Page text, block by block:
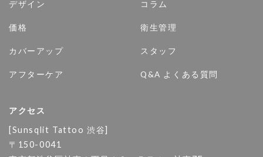
デザイン
価格
カバーアップ
アフターケア
コラム
衛生管理
スタッフ
Q&A よくある質問
アクセス
[Sunsqlit Tattoo 渋谷]
〒150-0041